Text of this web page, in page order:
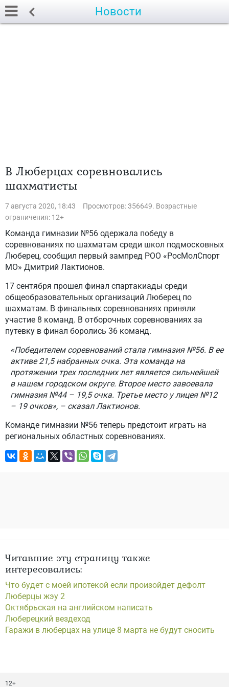
Новости
В Люберцах соревновались
шахматисты
7 августа 2020, 18:43
Просмотров: 356649. Возрастные
ограничения: 12+
Команда гимназии №56 одержала победу в
соревнованиях по шахматам среди школ подмосковных
Люберец, сообщил первый зампред РОО «РосМолСпорт
МО» Дмитрий Лактионов.
17 сентября прошел финал спартакиады среди
общеобразовательных организаций Люберец по
шахматам. В финальных соревнованиях приняли
участие 8 команд. В отборочных соревнованиях за
путевку в финал боролись 36 команд.
«Победителем соревнований стала гимназия №56. В ее
активе 21,5 набранных очка. Эта команда на
протяжении трех последних лет является сильнейшей
в нашем городском округе. Второе место завоевала
гимназия №44 – 19,5 очка. Третье место у лицея №12
– 19 очков», – сказал Лактионов.
Команде гимназии №56 теперь предстоит играть на
региональных областных соревнованиях.
Читавшие эту страницу также
интересовались:
Что будет с моей ипотекой если произойдет дефолт
Люберцы жэу 2
Октябрьская на английском написать
Люберецкий вездеход
Гаражи в люберцах на улице 8 марта не будут сносить
12+